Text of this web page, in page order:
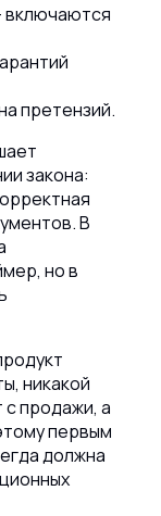
включаются
претензий.
закона:
В
но в
никакой
с продажи, а
первым
должна